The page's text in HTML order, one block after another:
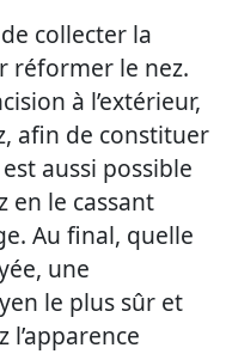
collecter la
réformer le nez.
à l’extérieur,
afin de constituer
aussi possible
en le cassant
Au final, quelle
une
le plus sûr et